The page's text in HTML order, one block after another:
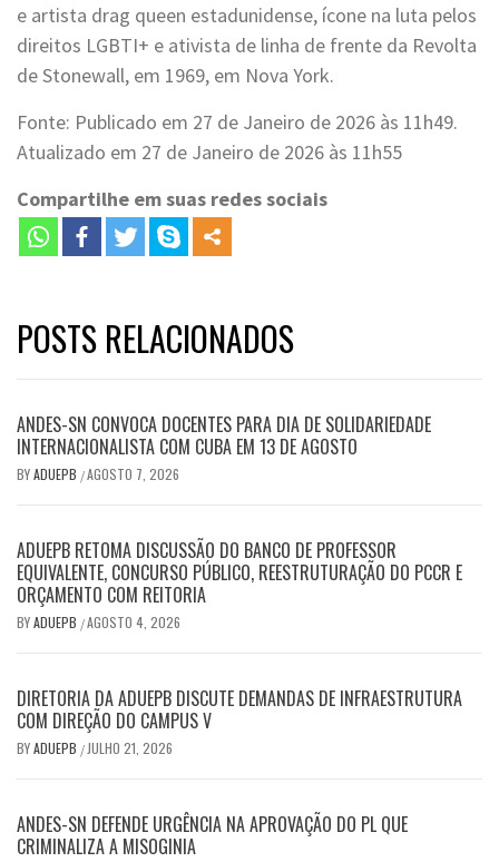
e artista drag queen estadunidense, ícone na luta pelos
direitos LGBTI+ e ativista de linha de frente da Revolta
de Stonewall, em 1969, em Nova York.
Fonte: Publicado em 27 de Janeiro de 2026 às 11h49.
Atualizado em 27 de Janeiro de 2026 às 11h55
Compartilhe em suas redes sociais
POSTS RELACIONADOS
ANDES-SN CONVOCA DOCENTES PARA DIA DE SOLIDARIEDADE
INTERNACIONALISTA COM CUBA EM 13 DE AGOSTO
BYADUEPB /AGOSTO 7, 2026
ADUEPB RETOMA DISCUSSÃO DO BANCO DE PROFESSOR
EQUIVALENTE, CONCURSO PÚBLICO, REESTRUTURAÇÃO DO PCCR E
ORÇAMENTO COM REITORIA
BYADUEPB /AGOSTO 4, 2026
DIRETORIA DA ADUEPB DISCUTE DEMANDAS DE INFRAESTRUTURA
COM DIREÇÃO DO CAMPUS V
BYADUEPB / JULHO 21, 2026
ANDES-SN DEFENDE URGÊNCIA NA APROVAÇÃO DO PL QUE
CRIMINALIZA A MISOGINIA